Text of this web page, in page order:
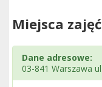
Miejsca zajęć
Dane adresowe:
03-841 Warszawa